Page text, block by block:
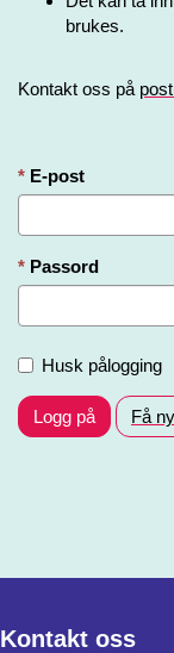
brukes.
Kontakt oss på
E-post
Passord
Husk pålogging
Logg på Få
Kontakt oss